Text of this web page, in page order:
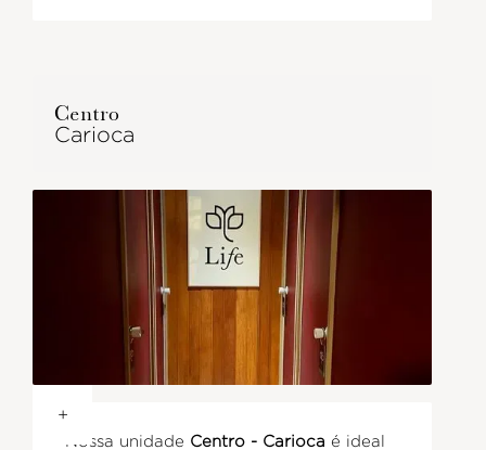
Centro
Carioca
+
Nossa unidade Centro - Carioca é ideal